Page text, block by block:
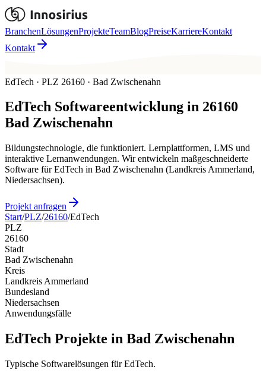
BranchenLösungenProjekteTeamBlogPreiseKarriereKontakt
Kontakt
EdTech · PLZ 26160 · Bad Zwischenahn
EdTech Softwareentwicklung in 26160
Bad Zwischenahn
Bildungstechnologie, die funktioniert. Lernplattformen, LMS und
interaktive Lernanwendungen. Wir entwickeln maßgeschneiderte
Software für EdTech in Bad Zwischenahn (Landkreis Ammerland,
Niedersachsen).
Projekt anfragen
Start/PLZ/26160/EdTech
PLZ
26160
Stadt
Bad Zwischenahn
Kreis
Landkreis Ammerland
Bundesland
Niedersachsen
Anwendungsfälle
EdTech Projekte in Bad Zwischenahn
Typische Softwarelösungen für EdTech.